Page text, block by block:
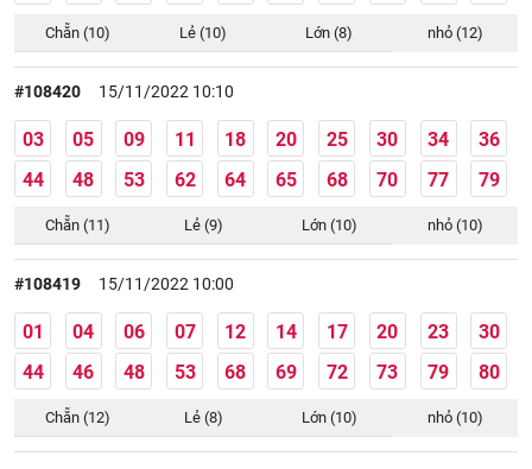
Chẵn (10) Lẻ (10) Lớn (8) nhỏ (12)
#108420 15/11/2022 10:10
03 05 09 11 18 20 25 30 34
36
44
48 53 62 64 65 68 70 77 79
Chẵn (11) Lẻ (9) Lớn (10) nhỏ (10)
#108419 15/11/2022 10:00
01 04 06 07 12 14 17 20 23
30
44
46 48 53 68 69 72 73 79 80
Chẵn (12) Lẻ (8) Lớn (10) nhỏ (10)